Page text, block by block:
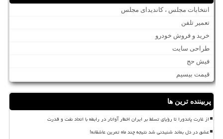
انتخابات مجلس ، کاندیدای مجلس
تعمیر تلفن
خرید و فروش خودرو
طراحی سایت
فیش حج
قیمت بیسیم
پربیننده ترین ها
از غارت پاندورا تا رؤیای تسلط بر ایران اخطار آواتار در رابطه با اتحاد نفت و قدرت
عشق در دل بماند شنیدنی شد نتیجه چند ماه تمرین عاشقانه!